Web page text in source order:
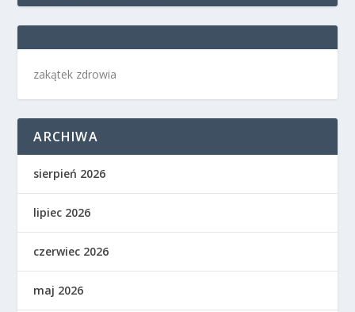
zakątek zdrowia
ARCHIWA
sierpień 2026
lipiec 2026
czerwiec 2026
maj 2026